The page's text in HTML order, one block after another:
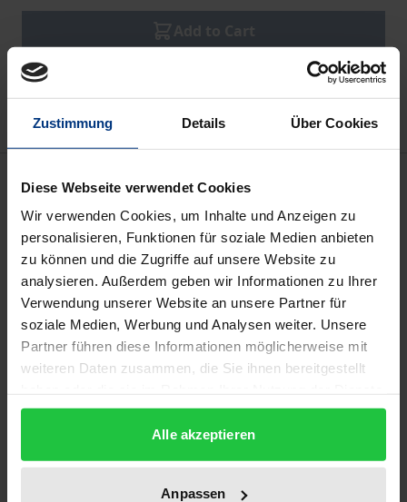
Zustimmung Details Über Cookies
Diese Webseite verwendet Cookies
Wir verwenden Cookies, um Inhalte und Anzeigen zu
personalisieren, Funktionen für soziale Medien anbieten
zu können und die Zugriffe auf unsere Website zu
analysieren. Außerdem geben wir Informationen zu Ihrer
Verwendung unserer Website an unsere Partner für
soziale Medien, Werbung und Analysen weiter. Unsere
Partner führen diese Informationen möglicherweise mit
weiteren Daten zusammen, die Sie ihnen bereitgestellt
gesammelt haben.
Alle akzeptieren
Anpassen
Add to Cart
Add to Wish List
Delivery cost notice
Description
Die Stärkung privater Kartellrechtsdurchsetzung ist
ein Anliegen jüngster legislativer Reformen und
Reformbestrebungen auf europäischer und EG-
mitgliedstaatlicher Ebene. Im Vordergrund stehen
dabei regelmäßig, wie etwa bei der 7. GWB-Novelle,
Schadensersatzprozesse Privater vor den
Verfahren ist die Abwälzung kartellbedingter
Schäden auf nachfolgende Marktstufen. So stellt
sich die Frage, ob beklagte Kartellmitglieder
klagenden Abnehmern entgegenhalten können,